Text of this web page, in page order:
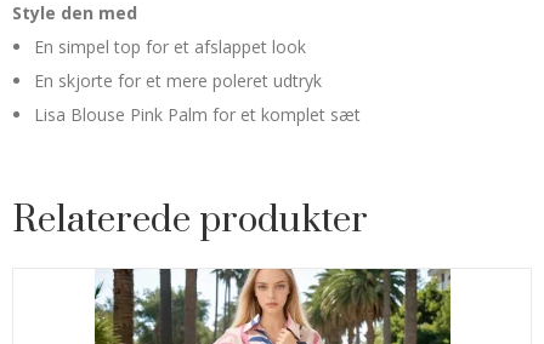
Style den med
En simpel top for et afslappet look
En skjorte for et mere poleret udtryk
Lisa Blouse Pink Palm for et komplet sæt
Relaterede produkter